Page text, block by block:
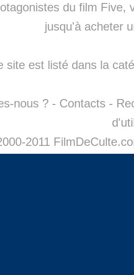
du film Five,
jusqu'à acheter
site est listé dans la
nous ? - Contacts -
2011